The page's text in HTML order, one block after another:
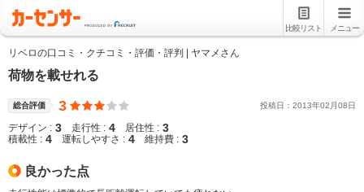
比較リスト メニュー
リベロの口コミ・クチコミ・評価・評判 | ヤマメさん
荷物を載せれる
総合評価 3 投稿日： 2013年02 月08日
デザイン : 3 走行性 : 4 居住性 : 3
積載性 : 4 運転しやすさ : 4 維持費 : 3
良かった点